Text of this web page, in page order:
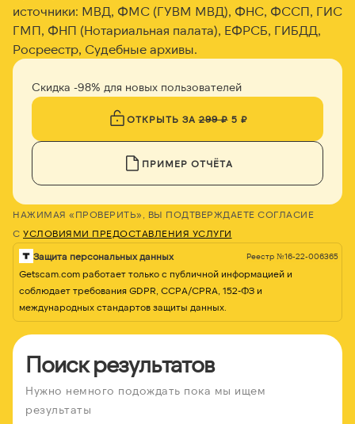
источники: МВД, ФМС (ГУВМ МВД), ФНС, ФССП, ГИС
ГМП, ФНП (Нотариальная палата), ЕФРСБ, ГИБДД,
Росреестр, Судебные архивы.
Скидка -98% для новых пользователей
ОТКРЫТЬ ЗА299 ₽5 ₽
ПРИМЕР ОТЧЁТА
НАЖИМАЯ «ПРОВЕРИТЬ», ВЫ ПОДТВЕРЖДАЕТЕ СОГЛАСИЕ
С УСЛОВИЯМИ ПРЕДОСТАВЛЕНИЯ УСЛУГИ
Защита персональных данных Реестр №16-22-006365
Getscam.com работает только с публичной информацией и
соблюдает требования GDPR, CCPA/CPRA, 152-ФЗ и
международных стандартов защиты данных.
Поиск результатов
Нужно немного подождать пока мы ищем
результаты